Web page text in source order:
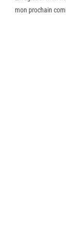
mon prochain